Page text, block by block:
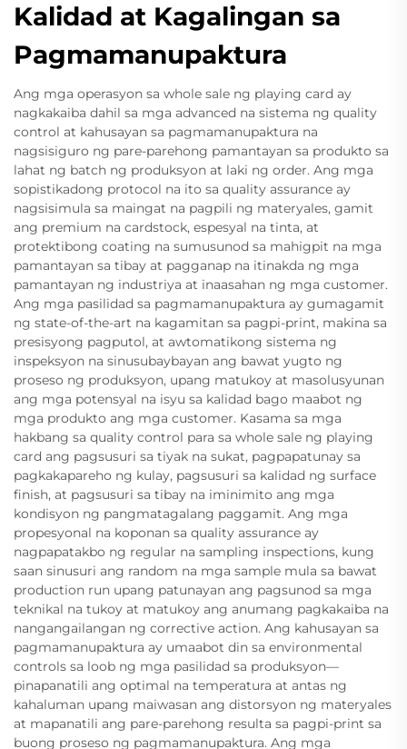
Kalidad at Kagalingan sa
Pagmamanupaktura
Ang mga operasyon sa whole sale ng playing card ay
nagkakaiba dahil sa mga advanced na sistema ng quality
control at kahusayan sa pagmamanupaktura na
nagsisiguro ng pare-parehong pamantayan sa produkto sa
lahat ng batch ng produksyon at laki ng order. Ang mga
sopistikadong protocol na ito sa quality assurance ay
nagsisimula sa maingat na pagpili ng materyales, gamit
ang premium na cardstock, espesyal na tinta, at
protektibong coating na sumusunod sa mahigpit na mga
pamantayan sa tibay at pagganap na itinakda ng mga
pamantayan ng industriya at inaasahan ng mga customer.
Ang mga pasilidad sa pagmamanupaktura ay gumagamit
ng state-of-the-art na kagamitan sa pagpi-print, makina sa
presisyong pagputol, at awtomatikong sistema ng
inspeksyon na sinusubaybayan ang bawat yugto ng
proseso ng produksyon, upang matukoy at masolusyunan
ang mga potensyal na isyu sa kalidad bago maabot ng
mga produkto ang mga customer. Kasama sa mga
hakbang sa quality control para sa whole sale ng playing
card ang pagsusuri sa tiyak na sukat, pagpapatunay sa
pagkakapareho ng kulay, pagsusuri sa kalidad ng surface
finish, at pagsusuri sa tibay na iminimito ang mga
kondisyon ng pangmatagalang paggamit. Ang mga
propesyonal na koponan sa quality assurance ay
nagpapatakbo ng regular na sampling inspections, kung
saan sinusuri ang random na mga sample mula sa bawat
production run upang patunayan ang pagsunod sa mga
teknikal na tukoy at matukoy ang anumang pagkakaiba na
nangangailangan ng corrective action. Ang kahusayan sa
pagmamanupaktura ay umaabot din sa environmental
controls sa loob ng mga pasilidad sa produksyon—
pinapanatili ang optimal na temperatura at antas ng
kahaluman upang maiwasan ang distorsyon ng materyales
at mapanatili ang pare-parehong resulta sa pagpi-print sa
buong proseso ng pagmamanupaktura. Ang mga